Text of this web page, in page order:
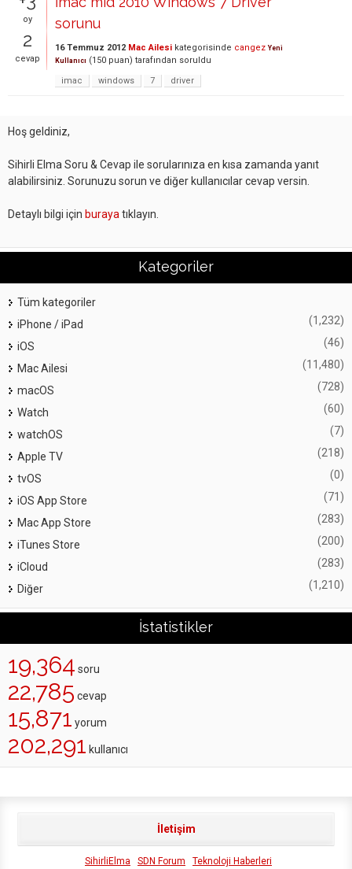
oy
2
cevap
sorunu
16 Temmuz 2012 Mac Ailesi kategorisinde cangez Yeni
Kullanıcı (150 puan) tarafından soruldu
imac
windows 7 driver
Hoş geldiniz,
Sihirli Elma Soru & Cevap ile sorularınıza en kısa zamanda yanıt
alabilirsiniz. Sorunuzu sorun ve diğer kullanıcılar cevap versin.
Detaylı bilgi için buraya tıklayın.
Kategoriler
Tüm kategoriler
iPhone / iPad
(1,232)
iOS (46)
Mac Ailesi (11,480)
macOS (728)
Watch (60)
watchOS (7)
Apple TV (218)
tvOS (0)
iOS App Store (71)
Mac App Store (283)
iTunes Store (200)
iCloud (283)
Diğer (1,210)
İstatistikler
19,364 soru
22,785 cevap
15,871 yorum
202,291 kullanıcı
İletişim
SihirliElma SDN Forum Teknoloji Haberleri